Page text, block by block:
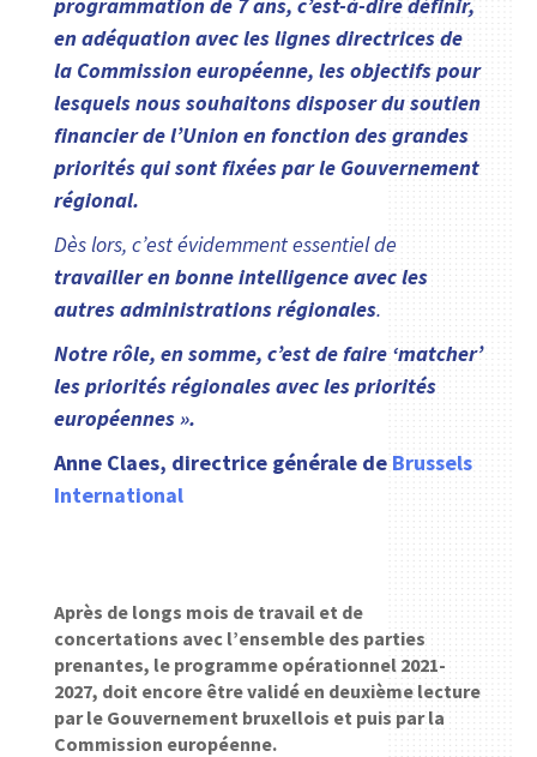
en adéquation avec les lignes directrices de
la Commission européenne, les objectifs pour
lesquels nous souhaitons disposer du soutien
financier de l’Union en fonction des grandes
priorités qui sont fixées par le Gouvernement
régional.
Dès lors, c’est évidemment essentiel de
travailler en bonne intelligence avec les
autres administrations régionales.
Notre rôle, en somme, c’est de faire ‘matcher’
les priorités régionales avec les priorités
européennes ».
Anne Claes, directrice générale de Brussels
International
Après de longs mois de travail et de
concertations avec l’ensemble des parties
prenantes, le programme opérationnel 2021-
2027, doit encore être validé en deuxième lecture
par le Gouvernement bruxellois et puis par la
Commission européenne.